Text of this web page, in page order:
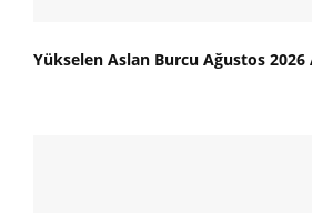
Yükselen Aslan Burcu Ağustos 2026